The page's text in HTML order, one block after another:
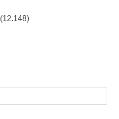
(12.148)